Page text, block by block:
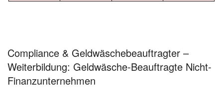
Compliance & Geldwäschebeauftragter –
Weiterbildung: Geldwäsche-Beauftragte Nicht-
Finanzunternehmen